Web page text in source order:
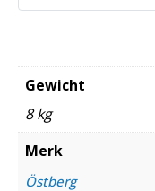
Gewicht
8 kg
Merk
Östberg